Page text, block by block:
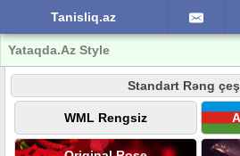
Tanisliq.az
Yataqda.Az Style
Standart Rəng
WML Rengsiz